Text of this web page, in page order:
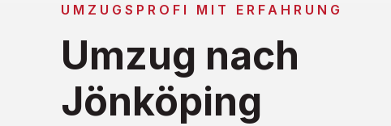
UMZUGSPROFI MIT ERFAHRUNG
Umzug nach
Jönköping